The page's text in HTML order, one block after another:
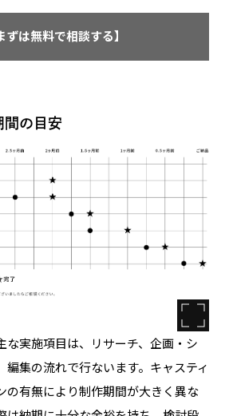
ずは無料で相談する】
間の目安
な実施項目は、リサーチ、企画・シ
編集の流れで行ないます。キャスティ
の有無により制作期間が大きく異な